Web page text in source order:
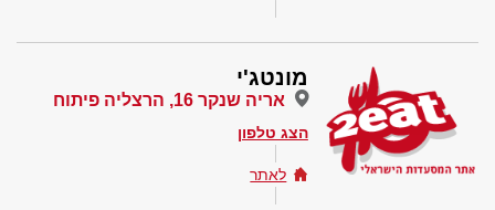
מונטג'י
אריה שנקר 16, הרצליה פיתוח
הצג טלפון
לאתר